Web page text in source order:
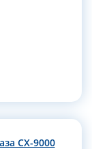
CX-9000